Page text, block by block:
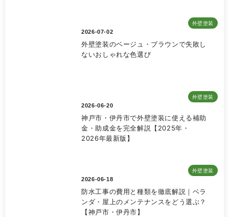
外壁塗装
2026-07-02
外壁塗装のベージュ・ブラウンで失敗し
ないおしゃれな色選び
外壁塗装
2026-06-20
神戸市・伊丹市で外壁塗装に使える補助
金・助成金を完全解説【2025年・
2026年最新版】
外壁塗装
2026-06-18
防水工事の費用と種類を徹底解説｜ベラ
ンダ・屋上のメンテナンスをどう選ぶ？
【神戸市・伊丹市】